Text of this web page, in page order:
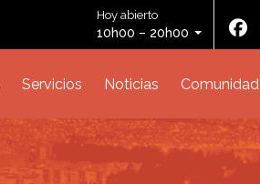
Hoy abierto
10h00 – 20h00
Servicios Noticias Comunidad